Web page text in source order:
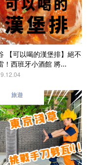
【可以喝的漢堡排】絕不
！西班牙小酒館 將...
旅遊